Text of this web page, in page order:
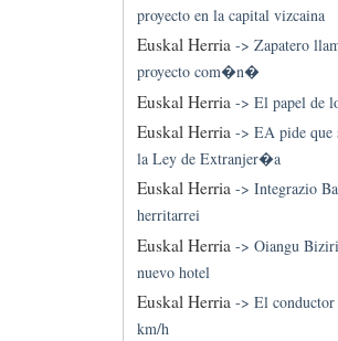
proyecto en la capital vizcaina
Euskal Herria-> Zapatero
proyecto com�n�
Euskal Herria -> El papel de
Euskal Herria-> EA pide que
la Ley de Extranjer�a
Euskal Herria-> Integrazio
herritarrei
Euskal Herria -> Oiangu
nuevo hotel
Euskal Herria-> El
km/h